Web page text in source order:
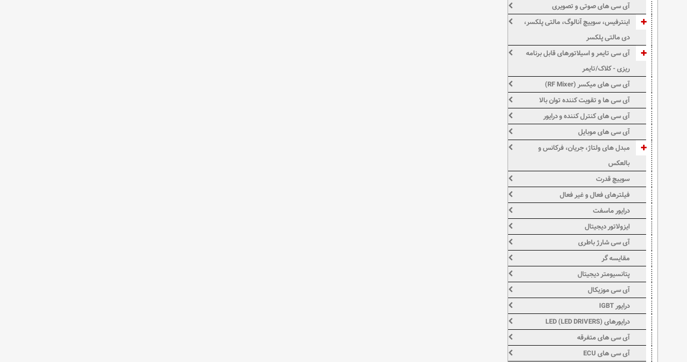
آی سی های صوتی و تصویری
اینترفیس، سوییچ آنالوگ، مالتی پلکسر،
دی مالتی پلکسر
آی سی تایمر و اسیلاتورهای قابل برنامه
ریزی - کلاک/تایمر
آی سی های میکسر (RF Mixer)
آی سی ها و تقویت کننده توان بالا
آی سی های کنترل کننده و درایور
آی سی های موبایل
مبدل های ولتاژ، جریان، فرکانس و
بالعکس
سوییچ قدرت
فیلترهای فعال و غیر فعال
درایور ماسفت
ایزولاتور دیجیتال
آی سی شارژ باطری
مقایسه گر
پتانسیومتر دیجیتال
آی سی موزیکال
درایور IGBT
درایورهای LED (LED DRIVERS)
آی سی های متفرقه
آی سی های ECU